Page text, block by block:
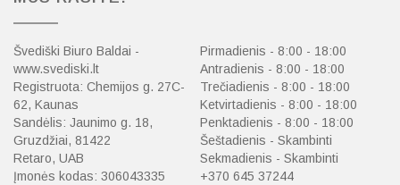
Švediški Biuro Baldai -
www.svediski.lt
Registruota: Chemijos g. 27C-
62, Kaunas
Sandėlis: Jaunimo g. 18,
Gruzdžiai, 81422
Retaro, UAB
Įmonės kodas: 306043335
Pirmadienis - 8:00 - 18:00
Antradienis - 8:00 - 18:00
Trečiadienis - 8:00 - 18:00
Ketvirtadienis - 8:00 - 18:00
Penktadienis - 8:00 - 18:00
Šeštadienis - Skambinti
Sekmadienis - Skambinti
+370 645 37244